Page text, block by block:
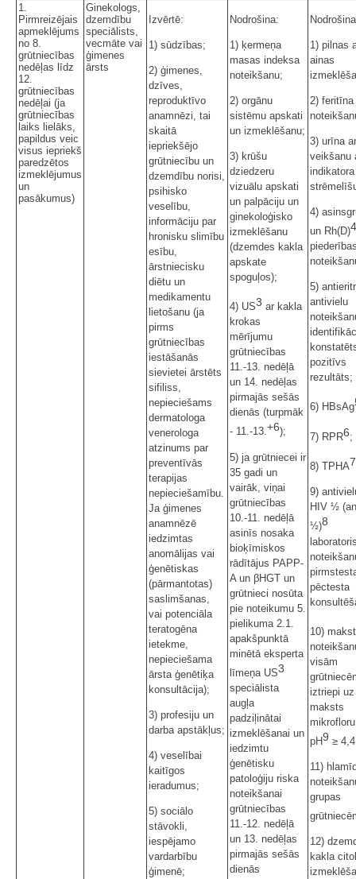
1.
Pirmreizējais
apmeklējums
no 8.
grūtniecības
nedēļas līdz
12.
grūtniecības
nedēļai (ja
grūtniecības
laiks lielāks,
papildus veic
visus iepriekš
paredzētos
izmeklējumus
un
pasākumus)
Ginekologs,
dzemdību
speciālists,
vecmāte vai
ģimenes
ārsts
Izvērtē:
1) sūdzības;
2) ģimenes,
dzīves,
reproduktīvo
anamnēzi, tai
skaitā
iepriekšējo
grūtniecību un
dzemdību norisi,
psihisko
veselību,
informāciju par
hronisku slimību
esību,
ārstniecisku
diētu un
medikamentu
lietošanu (ja
pirms
grūtniecības
iestāšanās
sievietei ārstēts
sifiliss,
nepieciešams
dermatologa
venerologa
atzinums par
preventīvās
terapijas
nepieciešamību.
Ja ģimenes
anamnēzē
iedzimtas
anomālijas vai
ģenētiskas
(pārmantotas)
saslimšanas,
vai potenciāla
teratogēna
ietekme,
nepieciešama
ārsta ģenētiķa
konsultācija);
3) profesiju un
darba apstākļus;
4) veselībai
kaitīgos
ieradumus;
5) sociālo
stāvokli,
iespējamo
vardarbību
ģimenē;
Nodrošina:
1) ķermeņa
masas indeksa
noteikšanu;
2) orgānu
sistēmu apskati
un izmeklēšanu;
3) krūšu
dziedzeru
vizuālu apskati
un palpāciju un
ginekoloģisko
izmeklēšanu
(dzemdes kakla
apskate
spoguļos);
4) US3 ar kakla
krokas
mērījumu
grūtniecības
11.-13. nedēļā
un 14. nedēļas
pirmajās sešās
dienās (turpmāk
- 11.-13.+6);
5) ja grūtniecei ir
35 gadi un
vairāk, viņai
grūtniecības
10.-11. nedēļā
asinīs nosaka
bioķīmiskos
rādītājus PAPP-
A un βHGT un
grūtnieci nosūta
pie noteikumu 5.
pielikuma 2.1.
apakšpunktā
minētā eksperta
līmeņa US3
speciālista
augļa
padziļinātai
izmeklēšanai un
iedzimtu
ģenētisku
patoloģiju riska
noteikšanai
grūtniecības
11.-12. nedēļā
un 13. nedēļas
pirmajās sešās
dienās
1) pilnas
ainas
2) feritīna
3) urīna
veikšanu
indikatora
4)
un Rh(D)4
5)
antivielu
pozitīvs
rezultāts;
6) HBsAg
7) RPR6;
8) TPHA7
9)
HIV ½
½)8
pēctesta
10)
visām
iztriepi uz
maksts
pH9 ≥
11)
grupas
12)
kakla